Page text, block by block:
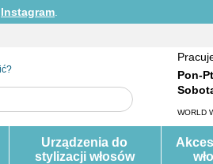
Instagram
Pon-
WORLD
Urządzenia do
stylizacji włosów